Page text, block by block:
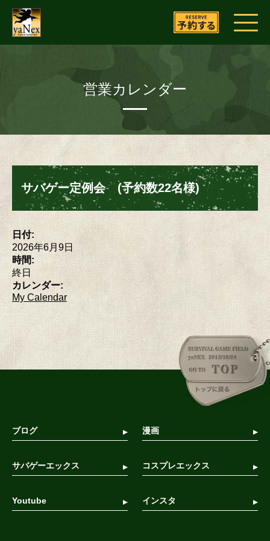
営業カレンダー
サバゲー定例会 (予約数22名様)
日付:
2026年6月9日
時間:
終日
カレンダー:
My Calendar
ブログ 漫画
サバゲーエックス コスプレエックス
Youtube インスタ